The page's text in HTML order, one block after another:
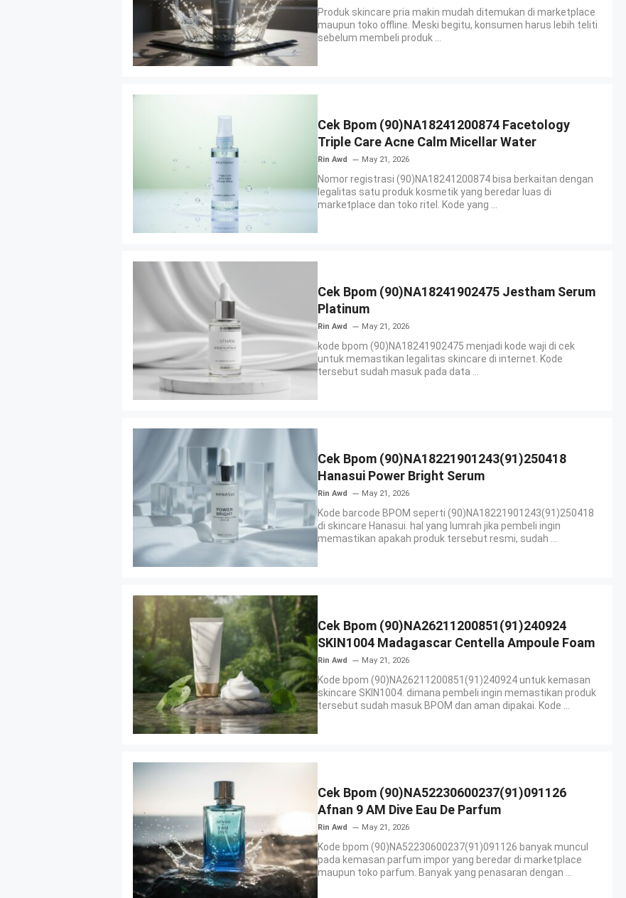
Produk skincare pria makin mudah ditemukan di marketplace
maupun toko offline. Meski begitu, konsumen harus lebih teliti
sebelum membeli produk ...
Cek Bpom (90)NA18241200874 Facetology
Triple Care Acne Calm Micellar Water
Rin Awd May 21, 2026
Nomor registrasi (90)NA18241200874 bisa berkaitan dengan
legalitas satu produk kosmetik yang beredar luas di
marketplace dan toko ritel. Kode yang ...
Cek Bpom (90)NA18241902475 Jestham Serum
Platinum
Rin Awd May 21, 2026
kode bpom (90)NA18241902475 menjadi kode waji di cek
untuk memastikan legalitas skincare di internet. Kode
tersebut sudah masuk pada data ...
Cek Bpom (90)NA18221901243(91)250418
Hanasui Power Bright Serum
Rin Awd May 21, 2026
Kode barcode BPOM seperti (90)NA18221901243(91)250418
di skincare Hanasui. hal yang lumrah jika pembeli ingin
memastikan apakah produk tersebut resmi, sudah ...
Cek Bpom (90)NA26211200851(91)240924
SKIN1004 Madagascar Centella Ampoule Foam
Rin Awd May 21, 2026
Kode bpom (90)NA26211200851(91)240924 untuk kemasan
skincare SKIN1004. dimana pembeli ingin memastikan produk
tersebut sudah masuk BPOM dan aman dipakai. Kode ...
Cek Bpom (90)NA52230600237(91)091126
Afnan 9 AM Dive Eau De Parfum
Rin Awd May 21, 2026
Kode bpom (90)NA52230600237(91)091126 banyak muncul
pada kemasan parfum impor yang beredar di marketplace
maupun toko parfum. Banyak yang penasaran dengan ...